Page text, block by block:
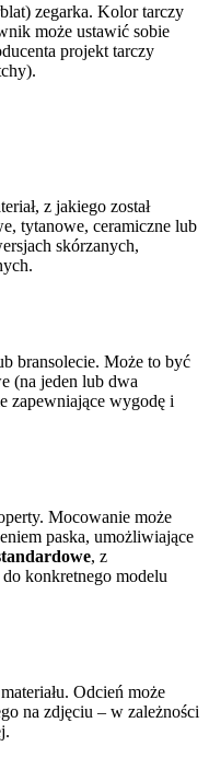
zegarka. Kolor tarczy
może ustawić sobie
projekt tarczy
z jakiego został
tytanowe, ceramiczne lub
skórzanych,
bransolecie. Może to być
(na jeden lub dwa
zapewniające wygodę i
Mocowanie może
paska, umożliwiające
, z
konkretnego modelu
Odcień może
na zdjęciu – w zależności